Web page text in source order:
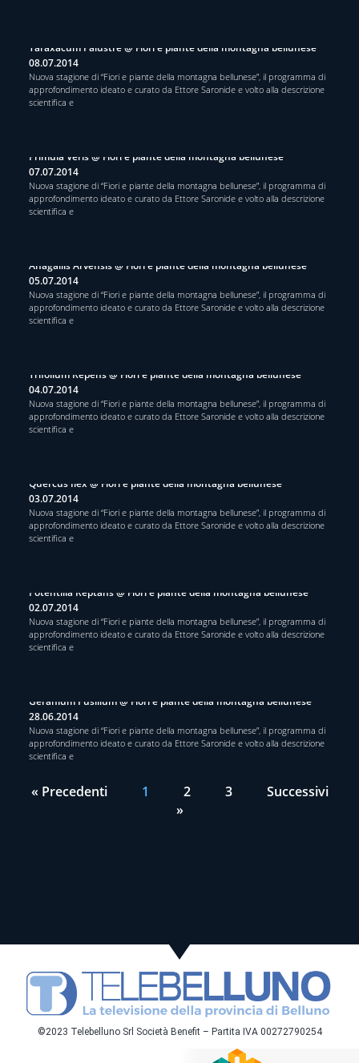
Taraxacum Palustre @ Fiori e piante della montagna bellunese
08.07.2014
Nuova stagione di “Fiori e piante della montagna bellunese”, il programma di
approfondimento ideato e curato da Ettore Saronide e volto alla descrizione
scientifica e
Primula Veris @ Fiori e piante della montagna bellunese
07.07.2014
Nuova stagione di “Fiori e piante della montagna bellunese”, il programma di
approfondimento ideato e curato da Ettore Saronide e volto alla descrizione
scientifica e
Anagallis Arvensis @ Fiori e piante della montagna bellunese
05.07.2014
Nuova stagione di “Fiori e piante della montagna bellunese”, il programma di
approfondimento ideato e curato da Ettore Saronide e volto alla descrizione
scientifica e
Trifolium Repens @ Fiori e piante della montagna bellunese
04.07.2014
Nuova stagione di “Fiori e piante della montagna bellunese”, il programma di
approfondimento ideato e curato da Ettore Saronide e volto alla descrizione
scientifica e
Quercus Ilex @ Fiori e piante della montagna bellunese
03.07.2014
Nuova stagione di “Fiori e piante della montagna bellunese”, il programma di
approfondimento ideato e curato da Ettore Saronide e volto alla descrizione
scientifica e
Potentilla Reptans @ Fiori e piante della montagna bellunese
02.07.2014
Nuova stagione di “Fiori e piante della montagna bellunese”, il programma di
approfondimento ideato e curato da Ettore Saronide e volto alla descrizione
scientifica e
Geranium Pusillum @ Fiori e piante della montagna bellunese
28.06.2014
Nuova stagione di “Fiori e piante della montagna bellunese”, il programma di
approfondimento ideato e curato da Ettore Saronide e volto alla descrizione
scientifica e
« Precedenti 1 2 3
Successivi
»
©2023 Telebelluno Srl Società Benefit – Partita IVA 00272790254